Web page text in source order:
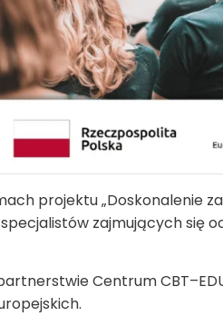
projektu „Doskonalenie
specjalistów zajmujących się
Centrum